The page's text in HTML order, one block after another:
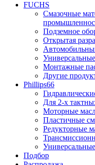
FUCHS
Смазочные
Подземное
Открытая
Монтажные
Другие
Phillips66
Для 2-х
Моторные
Пластичные
Редукторные
Подбор